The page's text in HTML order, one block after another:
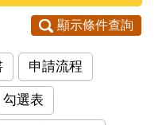
顯示條件查詢
申請流程
勾選表